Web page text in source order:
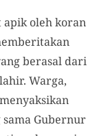
apik oleh koran
berasal dari
Warga,
Gubernur